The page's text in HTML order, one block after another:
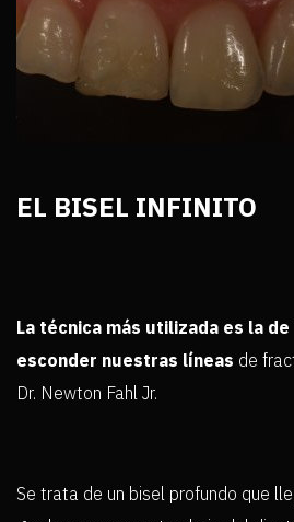
EL BISEL INFINITO
La técnica más utilizada es la
esconder nuestras líneas de
Dr. Newton Fahl Jr.
Se trata de un bisel profundo que